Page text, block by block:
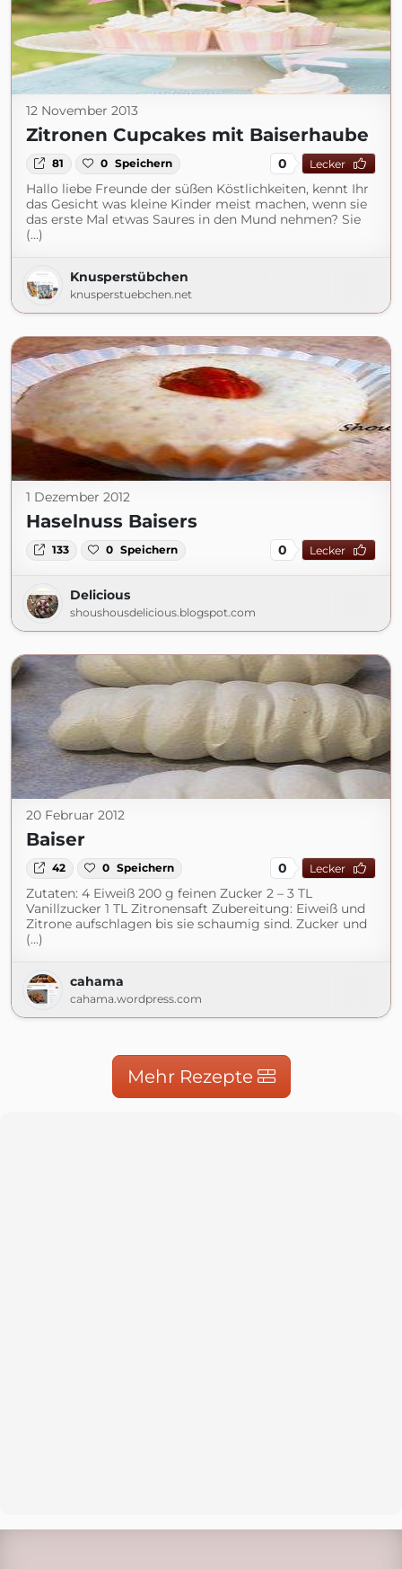
12 November 2013
Zitronen Cupcakes mit Baiserhaube
81 0 Speichern 0 Lecker
Hallo liebe Freunde der süßen Köstlichkeiten, kennt Ihr
das Gesicht was kleine Kinder meist machen, wenn sie
das erste Mal etwas Saures in den Mund nehmen? Sie
(...)
Knusperstübchen
knusperstuebchen.net
1 Dezember 2012
Haselnuss Baisers
133 0 Speichern 0 Lecker
Delicious
shoushousdelicious.blogspot.com
20 Februar 2012
Baiser
42 0 Speichern 0 Lecker
Zutaten: 4 Eiweiß 200 g feinen Zucker 2 – 3 TL
Vanillzucker 1 TL Zitronensaft Zubereitung: Eiweiß und
Zitrone aufschlagen bis sie schaumig sind. Zucker und
(...)
cahama
cahama.wordpress.com
Mehr Rezepte